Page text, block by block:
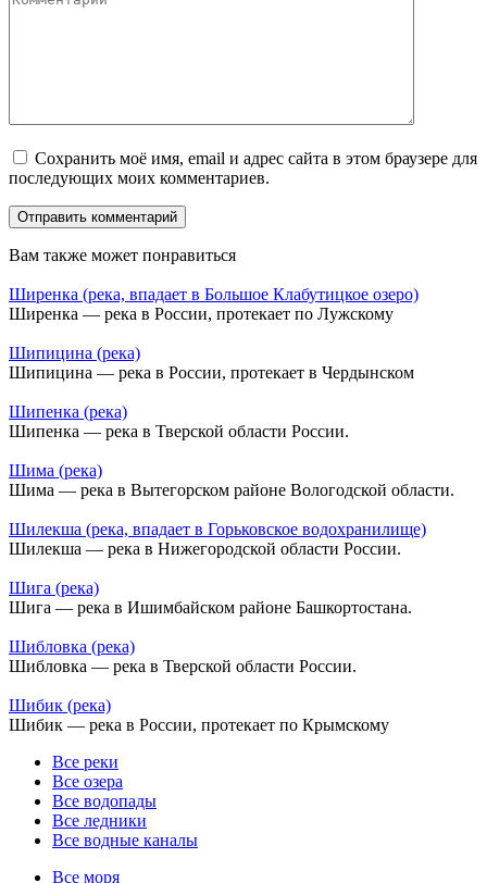
Сохранить моё имя, email и адрес сайта в этом браузере для
последующих моих комментариев.
Вам также может понравиться
Ширенка (река, впадает в Большое Клабутицкое озеро)
Ширенка — река в России, протекает по Лужскому
Шипицина (река)
Шипицина — река в России, протекает в Чердынском
Шипенка (река)
Шипенка — река в Тверской области России.
Шима (река)
Шима — река в Вытегорском районе Вологодской области.
Шилекша (река, впадает в Горьковское водохранилище)
Шилекша — река в Нижегородской области России.
Шига (река)
Шига — река в Ишимбайском районе Башкортостана.
Шибловка (река)
Шибловка — река в Тверской области России.
Шибик (река)
Шибик — река в России, протекает по Крымскому
Все реки
Все озера
Все водопады
Все ледники
Все водные каналы
Все моря